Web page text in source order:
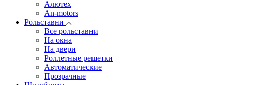
Алютех
An-motors
Рольставни
Все рольставни
На окна
На двери
Роллетные решетки
Автоматические
Прозрачные